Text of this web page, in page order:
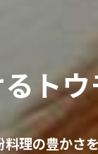
ト
理の豊かさ